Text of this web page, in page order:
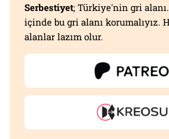
Serbestiyet; Türkiye'nin gri
içinde bu gri alanı korumalıyız.
alanlar lazım olur.